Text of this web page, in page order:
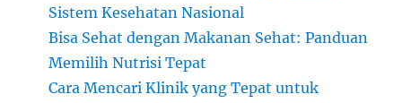
Sistem Kesehatan Nasional
Bisa Sehat dengan Makanan Sehat: Panduan
Memilih Nutrisi Tepat
Cara Mencari Klinik yang Tepat untuk